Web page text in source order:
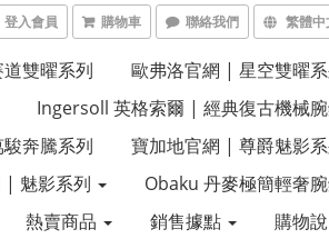
登入會員 購物車 聯絡我們 繁體中
雙曜系列
歐弗洛官網 | 星空雙曜
Ingersoll 英格索爾 | 經典復古機械
奔騰系列
寶加地官網 | 尊爵魅影
| 魅影系列
Obaku 丹麥極簡輕奢
熱賣商品
銷售據點
購物